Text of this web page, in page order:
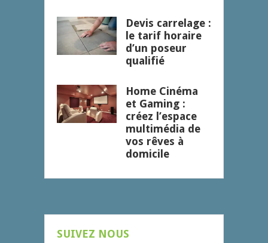
Devis carrelage :
le tarif horaire
d’un poseur
qualifié
Home Cinéma
et Gaming :
créez l’espace
multimédia de
vos rêves à
domicile
SUIVEZ NOUS